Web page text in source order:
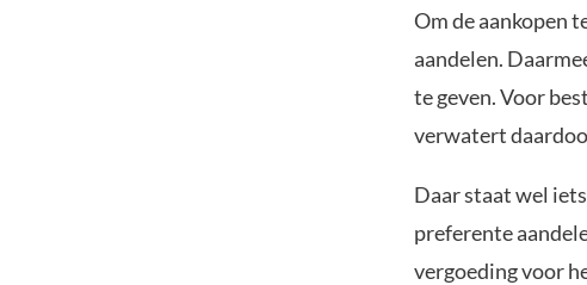
Om de aankopen
aandelen.
te geven. Voor
verwatert
Daar staat wel
preferente
vergoeding voor